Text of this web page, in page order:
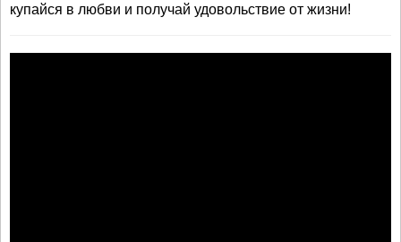
купайся в любви и получай удовольствие от жизни!